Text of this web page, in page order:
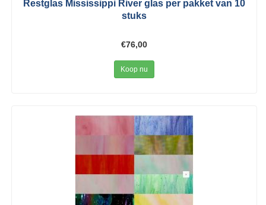
Restglas Mississippi River glas per pakket van 10
stuks
€76,00
Koop nu